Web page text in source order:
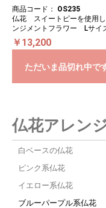
商品コード： OS235
仏花 スイートピーを使用
ンジメントフラワー Lサイ
￥13,200
ただいま品切れ中で
仏花アレン
白ベースの仏花
ピンク系仏花
イエロー系仏花
ブルーパープル系仏花